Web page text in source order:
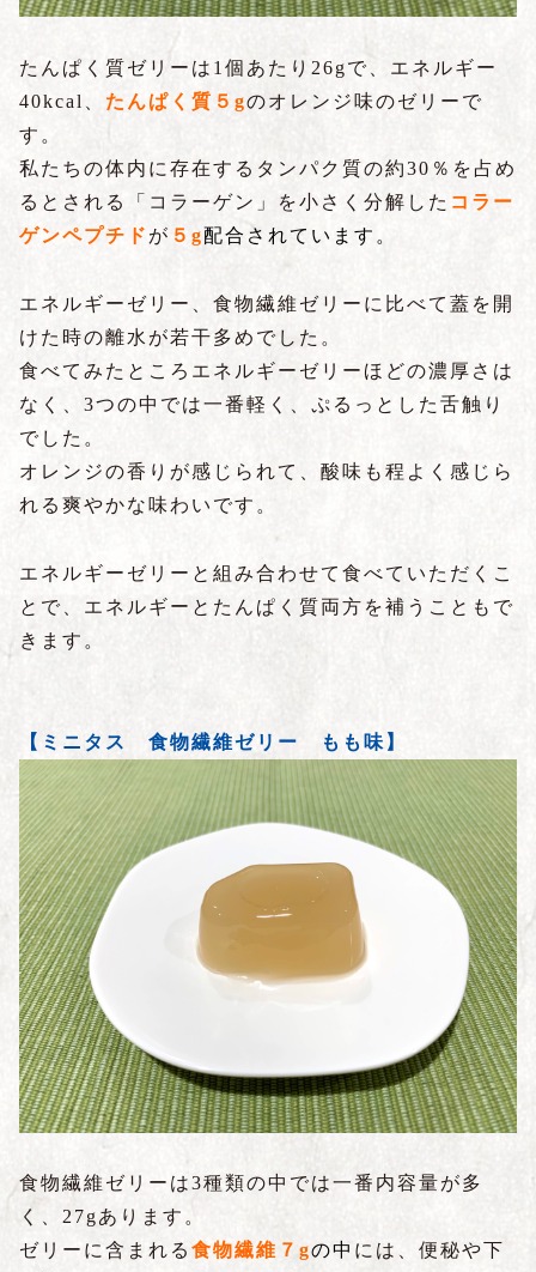
たんぱく質ゼリーは1個あたり26gで、エネルギー
40kcal、 たんぱく質５gのオレンジ味のゼリーで
す。
私たちの体内に存在するタンパク質の約30％を占め
るとされる「コラーゲン」を小さく分解した コ ラー
ゲンペプチド が ５g配合されて います。
エネルギーゼリー、食物繊維ゼリーに比べて蓋を開
けた時の離水が若干多めでした。
食べてみたところエネルギーゼリーほどの濃厚さは
なく、3つの中では一番軽く、ぷるっとした舌触り
でした。
オレンジの香りが感じられて、酸味も程よく感じら
れる爽やかな味わいです。
エネルギーゼリーと組み合わせて食べていただくこ
とで、エネルギーとたんぱく質両方を補うこともで
きます。
【ミニタス 食物繊維ゼリー もも味】
食物繊維ゼリーは3種類の中では一番内容量が多
く、27gあります。
ゼリーに含まれる 食物繊維７gの中 には、便秘や下